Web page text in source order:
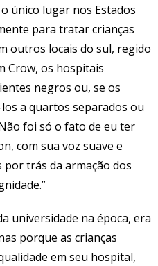
único lugar nos Estados
para tratar crianças
outros locais do sul, regido
Crow, os hospitais
negros ou, se os
a quartos separados ou
foi só o fato de eu ter
com sua voz suave e
por trás da armação dos
universidade na época, era
porque as crianças
em seu hospital,